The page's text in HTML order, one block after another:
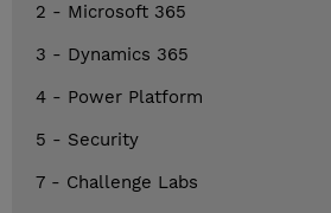
2 - Microsoft 365
3 - Dynamics 365
4 - Power Platform
5 - Security
7 - Challenge Labs